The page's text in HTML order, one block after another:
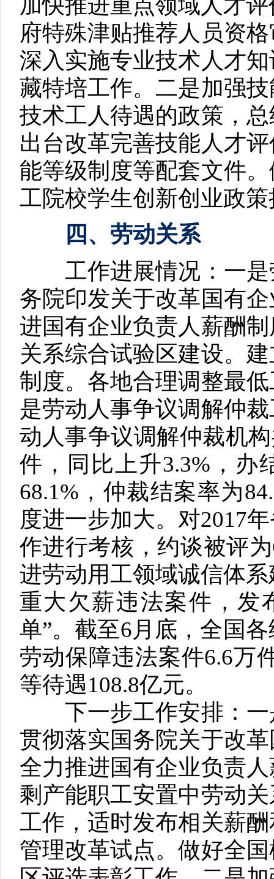
加快推进重点领域人才
府特殊津贴推荐人员资
深入实施专业技术人才
藏特培工作。 二是加强
技术工人待遇的政策，
出台改革完善技能人才
能等级制度等配套文件
工院校学生创新创业政
四、劳动关系
工作进展情况： 一是
务院印发关于改革国有
进国有企业负责人薪酬
关系综合试验区建设。
制度。各地合理调整最
是劳动人事争议调解仲
动人事争议调解仲裁机
件，同比上升3.3%，办
68.1%，仲裁结案率为
度进一步加大。对2017
作进行考核，约谈被评
进劳动用工领域诚信体
重大欠薪违法案件，发
单”。截至6月底，全国
劳动保障违法案件6.6万
等待遇108.8亿元。
下一步工作安排：
贯彻落实国务院关于改
全力推进国有企业负责
剩产能职工安置中劳动
工作，适时发布相关薪
管理改革试点。做好全